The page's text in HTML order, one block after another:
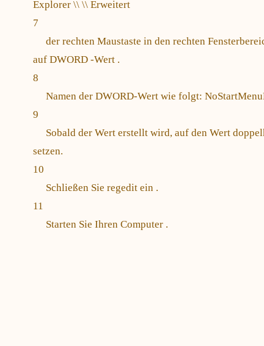
Explorer \\ \\ Erweitert
7
der rechten Maustaste in den rechten
auf DWORD -Wert .
8
Namen der DWORD-Wert wie folgt:
9
Sobald der Wert erstellt wird, auf den Wert
setzen.
10
Schließen Sie regedit ein .
11
Starten Sie Ihren Computer .